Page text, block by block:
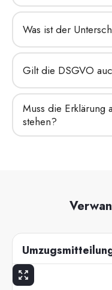
Was ist der
Gilt die DSGVO
Muss die Erklärung
stehen?